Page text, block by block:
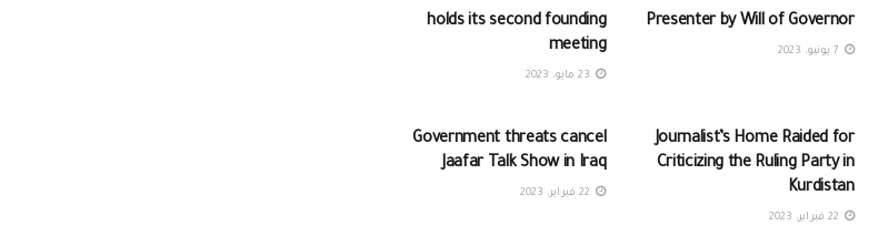
Presenter by Will of Governor
holds its second founding
meeting
Journalist’s Home Raided for
Criticizing the Ruling Party in
Kurdistan
Government threats cancel
Jaafar Talk Show in Iraq